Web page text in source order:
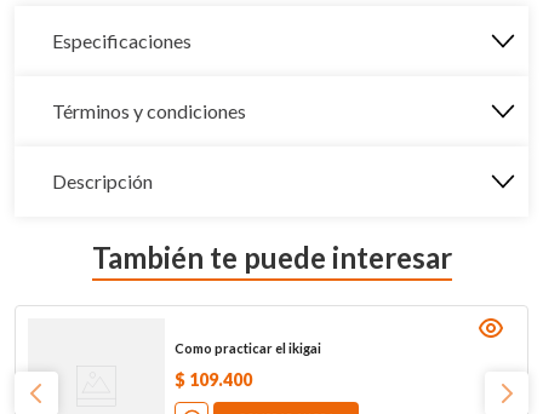
Especificaciones
Términos y condiciones
Descripción
También te puede interesar
Como practicar el ikigai
$ 109.400